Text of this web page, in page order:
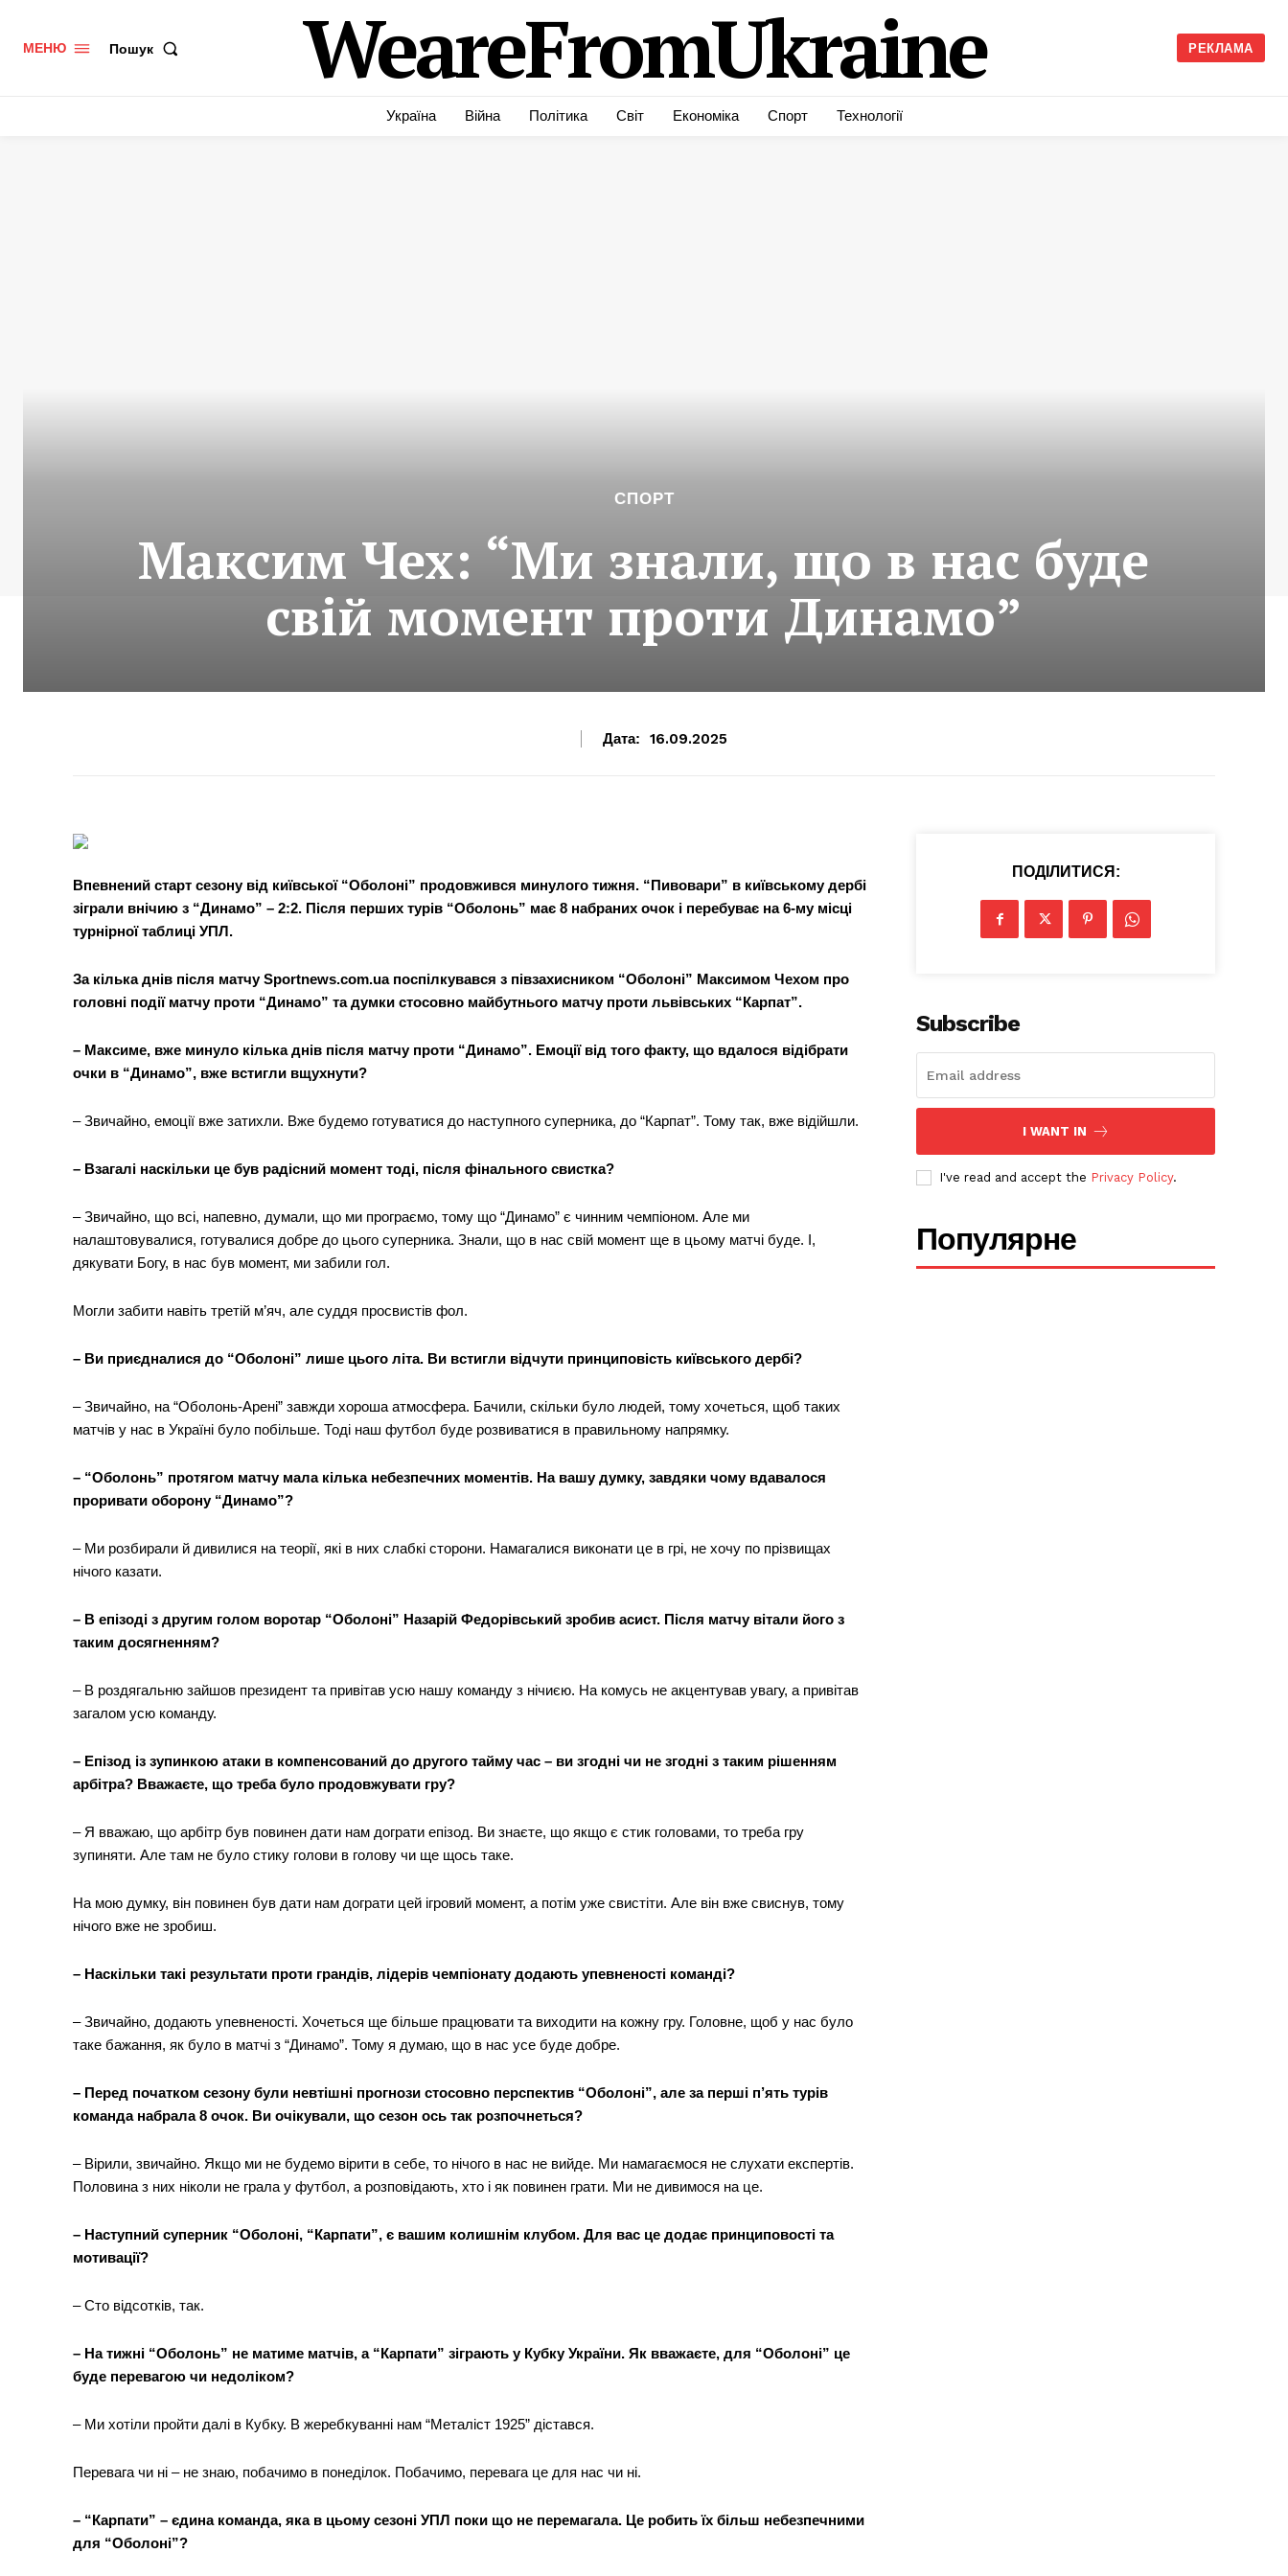
Magazine PRO
Редакційна політика
Мапа сайту
МЕНЮ Пошук WeareFromUkraine РЕКЛАМА
Україна Війна Політика Світ Економіка Спорт Технології
СПОРТ
Максим Чех: “Ми знали, що в нас буде
свій момент проти Динамо”
Дата: 16.09.2025
Впевнений старт сезону від київської “Оболоні” продовжився минулого тижня. “Пивовари” в київському дербі
зіграли внічию з “Динамо” – 2:2. Після перших турів “Оболонь” має 8 набраних очок і перебуває на 6-му місці
турнірної таблиці УПЛ.
За кілька днів після матчу Sportnews.com.ua поспілкувався з півзахисником “Оболоні” Максимом Чехом про
головні події матчу проти “Динамо” та думки стосовно майбутнього матчу проти львівських “Карпат”.
– Максиме, вже минуло кілька днів після матчу проти “Динамо”. Емоції від того факту, що вдалося відібрати
очки в “Динамо”, вже встигли вщухнути?
– Звичайно, емоції вже затихли. Вже будемо готуватися до наступного суперника, до “Карпат”. Тому так, вже відійшли.
– Взагалі наскільки це був радісний момент тоді, після фінального свистка?
– Звичайно, що всі, напевно, думали, що ми програємо, тому що “Динамо” є чинним чемпіоном. Але ми
налаштовувалися, готувалися добре до цього суперника. Знали, що в нас свій момент ще в цьому матчі буде. І,
дякувати Богу, в нас був момент, ми забили гол.
Могли забити навіть третій м’яч, але суддя просвистів фол.
– Ви приєдналися до “Оболоні” лише цього літа. Ви встигли відчути принциповість київського дербі?
– Звичайно, на “Оболонь-Арені” завжди хороша атмосфера. Бачили, скільки було людей, тому хочеться, щоб таких
матчів у нас в Україні було побільше. Тоді наш футбол буде розвиватися в правильному напрямку.
– “Оболонь” протягом матчу мала кілька небезпечних моментів. На вашу думку, завдяки чому вдавалося
проривати оборону “Динамо”?
– Ми розбирали й дивилися на теорії, які в них слабкі сторони. Намагалися виконати це в грі, не хочу по прізвищах
нічого казати.
– В епізоді з другим голом воротар “Оболоні” Назарій Федорівський зробив асист. Після матчу вітали його з
таким досягненням?
– В роздягальню зайшов президент та привітав усю нашу команду з нічиєю. На комусь не акцентував увагу, а привітав
загалом усю команду.
– Епізод із зупинкою атаки в компенсований до другого тайму час – ви згодні чи не згодні з таким рішенням
арбітра? Вважаєте, що треба було продовжувати гру?
– Я вважаю, що арбітр був повинен дати нам дограти епізод. Ви знаєте, що якщо є стик головами, то треба гру
зупиняти. Але там не було стику голови в голову чи ще щось таке.
На мою думку, він повинен був дати нам дограти цей ігровий момент, а потім уже свистіти. Але він вже свиснув, тому
нічого вже не зробиш.
– Наскільки такі результати проти грандів, лідерів чемпіонату додають упевненості команді?
– Звичайно, додають упевненості. Хочеться ще більше працювати та виходити на кожну гру. Головне, щоб у нас було
таке бажання, як було в матчі з “Динамо”. Тому я думаю, що в нас усе буде добре.
– Перед початком сезону були невтішні прогнози стосовно перспектив “Оболоні”, але за перші п’ять турів
команда набрала 8 очок. Ви очікували, що сезон ось так розпочнеться?
– Вірили, звичайно. Якщо ми не будемо вірити в себе, то нічого в нас не вийде. Ми намагаємося не слухати експертів.
Половина з них ніколи не грала у футбол, а розповідають, хто і як повинен грати. Ми не дивимося на це.
– Наступний суперник “Оболоні, “Карпати”, є вашим колишнім клубом. Для вас це додає принциповості та
мотивації?
– Сто відсотків, так.
– На тижні “Оболонь” не матиме матчів, а “Карпати” зіграють у Кубку України. Як вважаєте, для “Оболоні” це
буде перевагою чи недоліком?
– Ми хотіли пройти далі в Кубку. В жеребкуванні нам “Металіст 1925” дістався.
Перевага чи ні – не знаю, побачимо в понеділок. Побачимо, перевага це для нас чи ні.
– “Карпати” – єдина команда, яка в цьому сезоні УПЛ поки що не перемагала. Це робить їх більш небезпечними
для “Оболоні”?
ПОДІЛИТИСЯ:
Subscribe
I WANT IN
I've read and accept the Privacy Policy.
Популярне